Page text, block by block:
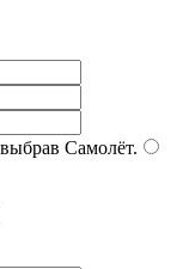
Самолёт.